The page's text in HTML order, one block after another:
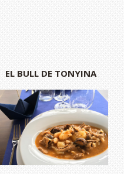
EL BULL DE TONYINA